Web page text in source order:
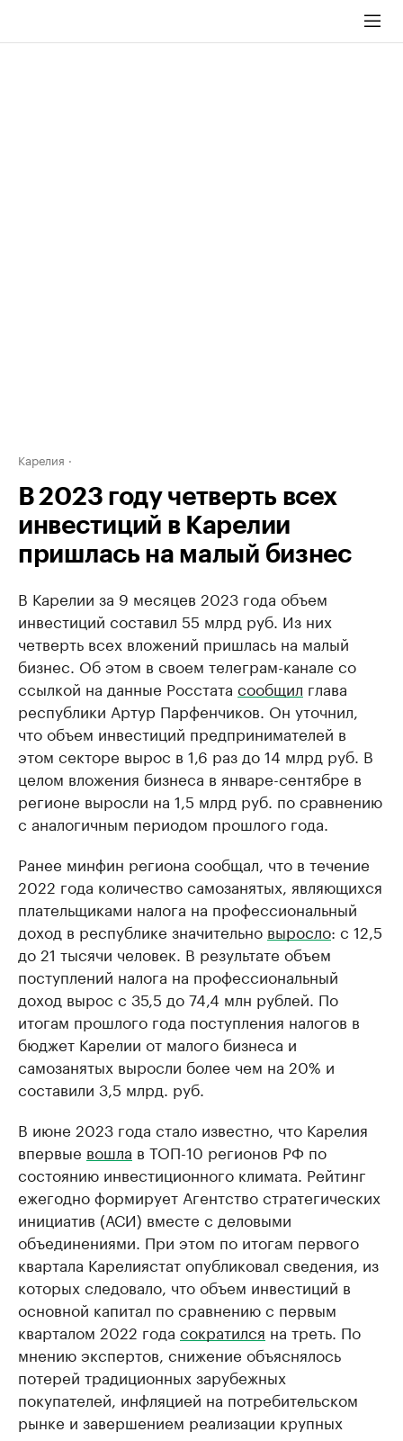
Карелия
В 2023 году четверть всех
инвестиций в Карелии
пришлась на малый бизнес
В Карелии за 9 месяцев 2023 года объем
инвестиций составил 55 млрд руб. Из них
четверть всех вложений пришлась на малый
бизнес. Об этом в своем телеграм-канале со
ссылкой на данные Росстата сообщил глава
республики Артур Парфенчиков. Он уточнил,
что объем инвестиций предпринимателей в
этом секторе вырос в 1,6 раз до 14 млрд руб. В
целом вложения бизнеса в январе-сентябре в
регионе выросли на 1,5 млрд руб. по сравнению
с аналогичным периодом прошлого года.
Ранее минфин региона сообщал, что в течение
2022 года количество самозанятых, являющихся
плательщиками налога на профессиональный
доход в республике значительно выросло: с 12,5
до 21 тысячи человек. В результате объем
поступлений налога на профессиональный
доход вырос с 35,5 до 74,4 млн рублей. По
итогам прошлого года поступления налогов в
бюджет Карелии от малого бизнеса и
самозанятых выросли более чем на 20% и
составили 3,5 млрд. руб.
В июне 2023 года стало известно, что Карелия
впервые вошла в ТОП-10 регионов РФ по
состоянию инвестиционного климата. Рейтинг
ежегодно формирует Агентство стратегических
инициатив (АСИ) вместе с деловыми
объединениями. При этом по итогам первого
квартала Карелиястат опубликовал сведения, из
которых следовало, что объем инвестиций в
основной капитал по сравнению с первым
кварталом 2022 года сократился на треть. По
мнению экспертов, снижение объяснялось
потерей традиционных зарубежных
покупателей, инфляцией на потребительском
рынке и завершением реализации крупных